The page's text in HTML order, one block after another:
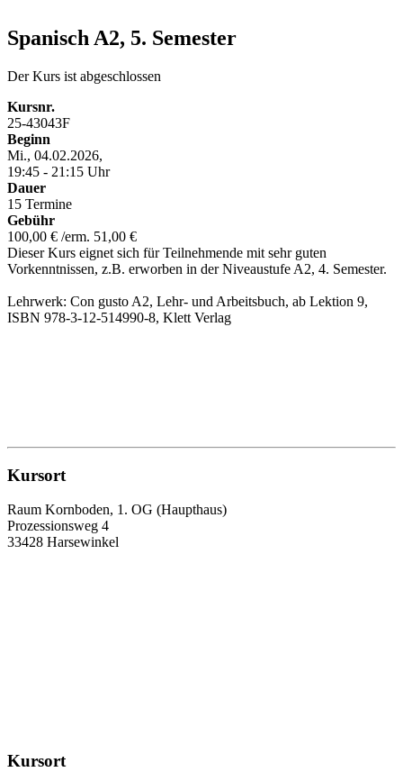
Spanisch A2, 5. Semester
Der Kurs ist abgeschlossen
Kursnr.
25-43043F
Beginn
Mi., 04.02.2026,
19:45 - 21:15 Uhr
Dauer
15 Termine
Gebühr
100,00 € /erm. 51,00 €
Dieser Kurs eignet sich für Teilnehmende mit sehr guten
Vorkenntnissen, z.B. erworben in der Niveaustufe A2, 4. Semester.
Lehrwerk: Con gusto A2, Lehr- und Arbeitsbuch, ab Lektion 9,
ISBN 978-3-12-514990-8, Klett Verlag
Kursort
Raum Kornboden, 1. OG (Haupthaus)
Prozessionsweg 4
33428 Harsewinkel
Kursort